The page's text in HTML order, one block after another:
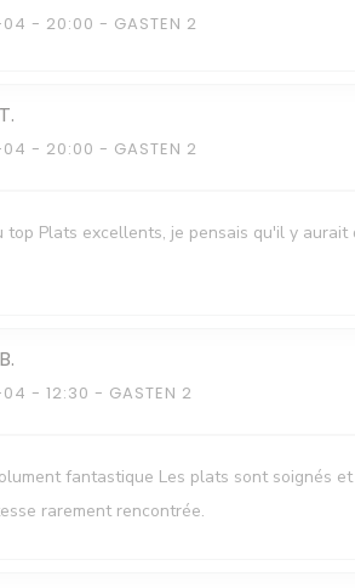
- 20:00 - GASTEN 2
T
- 20:00 - GASTEN 2
top Plats excellents, je pensais qu'il y
B
- 12:30 - GASTEN 2
fantastique Les plats sont soignés
rarement rencontrée.